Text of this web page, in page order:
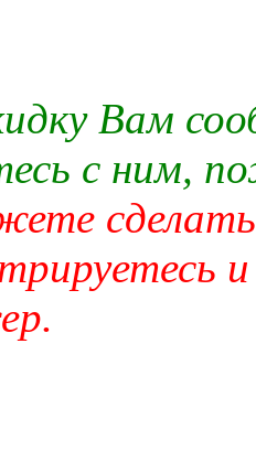
Вам
с ним,
сделать